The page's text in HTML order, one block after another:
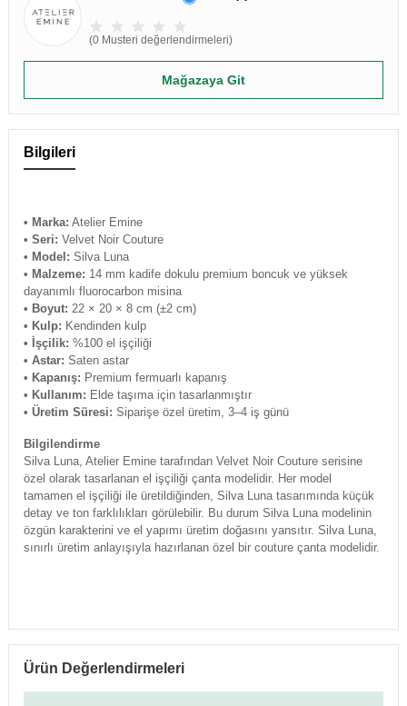
(0 Musteri değerlendirmeleri)
Mağazaya Git
Bilgileri
• Marka: Atelier Emine
• Seri: Velvet Noir Couture
• Model: Silva Luna
• Malzeme: 14 mm kadife dokulu premium boncuk ve yüksek
dayanımlı fluorocarbon misina
• Boyut: 22 × 20 × 8 cm (±2 cm)
• Kulp: Kendinden kulp
• İşçilik: %100 el işçiliği
• Astar: Saten astar
• Kapanış: Premium fermuarlı kapanış
• Kullanım: Elde taşıma için tasarlanmıştır
• Üretim Süresi: Siparişe özel üretim, 3–4 iş günü
Bilgilendirme
Silva Luna, Atelier Emine tarafından Velvet Noir Couture serisine
özel olarak tasarlanan el işçiliği çanta modelidir. Her model
tamamen el işçiliği ile üretildiğinden, Silva Luna tasarımında küçük
detay ve ton farklılıkları görülebilir. Bu durum Silva Luna modelinin
özgün karakterini ve el yapımı üretim doğasını yansıtır. Silva Luna,
sınırlı üretim anlayışıyla hazırlanan özel bir couture çanta modelidir.
Ürün Değerlendirmeleri